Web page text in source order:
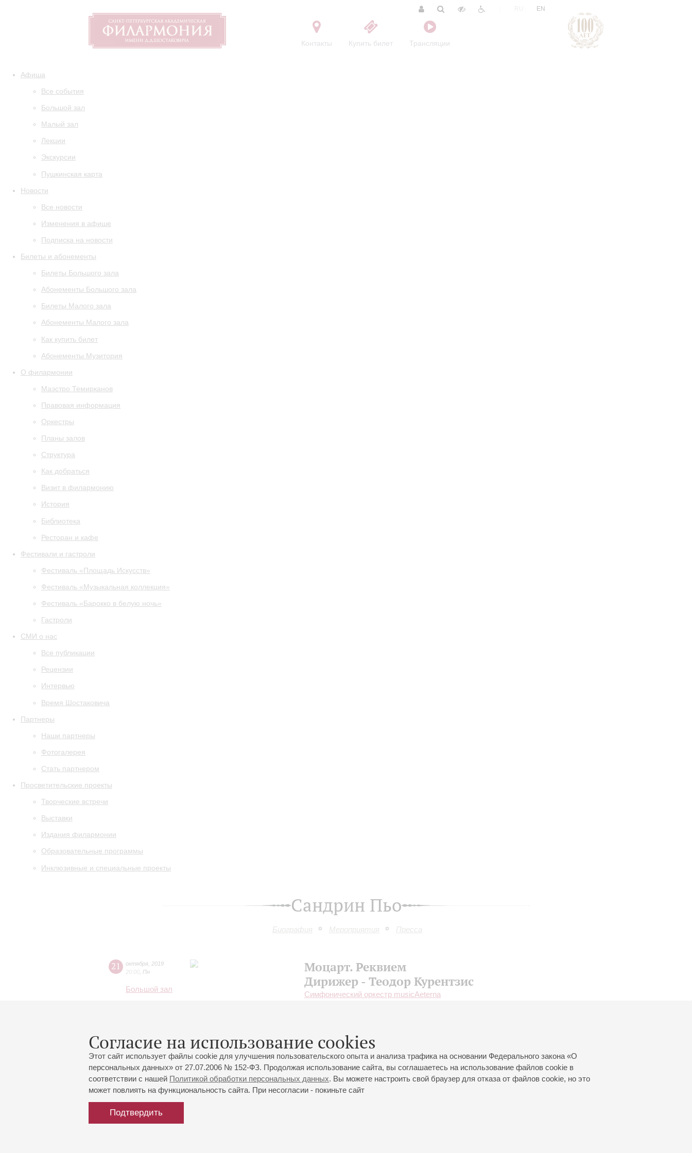
Контакты Купить билет Трансляции
EN
Афиша
Все события
Большой зал
Малый зал
Лекции
Экскурсии
Пушкинская карта
Новости
Все новости
Изменения в афише
Подписка на новости
Билеты и абонементы
Билеты Большого зала
Абонементы Большого зала
Билеты Малого зала
Абонементы Малого зала
Как купить билет
Абонементы Музитория
О филармонии
Маэстро Темирканов
Правовая информация
Оркестры
Планы залов
Структура
Как добраться
Визит в филармонию
История
Библиотека
Ресторан и кафе
Фестивали и гастроли
Фестиваль «Площадь Искусств»
Фестиваль «Музыкальная коллекция»
Фестиваль «Барокко в белую ночь»
Гастроли
СМИ о нас
Все публикации
Рецензии
Интервью
Время Шостаковича
Партнеры
Наши партнеры
Фотогалерея
Стать партнером
Просветительские проекты
Творческие встречи
Выставки
Издания филармонии
Образовательные программы
Инклюзивные и специальные проекты
Сандрин Пьо
Биография Мероприятия Пресса
Согласие на использование cookies
Этот сайт использует файлы cookie для улучшения пользовательского опыта и анализа трафика на основании Федерального закона «О
персональных данных» от 27.07.2006 № 152-ФЗ. Продолжая использование сайта, вы соглашаетесь на использование файлов cookie в
соответствии с нашей Политикой обработки персональных данных. Вы можете настроить свой браузер для отказа от файлов cookie, но это
может повлиять на функциональность сайта. При несогласии - покиньте сайт
Подтвердить
21 октября 2019
20:00 Пн
Большой зал
Моцарт. Реквием
Дирижер - Теодор Курентзис
Симфонический оркестр musicAeterna
Годин- тенор;Евгений Ставинский